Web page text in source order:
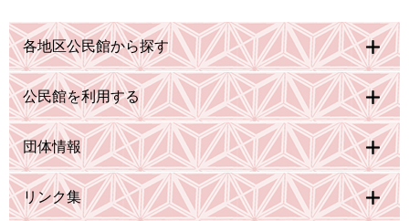
各地区公民館から探す
公民館を利用する
団体情報
リンク集